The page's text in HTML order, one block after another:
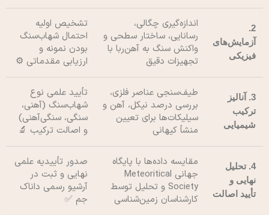
2.
آزمایش‌های
فیزیکی
اندازه‌گیری چگالی،
رسانایی، ساختار سطحی و
واکنش سنگ به آهن‌ربا با
تجهیزات دقیق
تشخیص اولیه
احتمال شهاب‌سنگ
بودن نمونه و
ارزیابی مقدماتی ⚙️
3. آنالیز
ترکیب
شیمیایی
طیف‌سنجی عناصر فلزی،
بررسی درصد نیکل، آهن و
سیلیکات‌ها برای تعیین
منشأ کیهانی
تأیید علمی نوع
شهاب‌سنگ (آهنی،
سنگی، سنگی‌آهنی)
و اصالت ترکیب 🔬
4. تحلیل
نهایی و
تأیید اصالت
مقایسه داده‌ها با پایگاه
جهانی Meteoritical
Society و تحلیل توسط
کارشناسان زمین‌شناسی
صدور تأییدیه علمی
نهایی و ثبت در
آرشیو رسمی داناک
جم ✅